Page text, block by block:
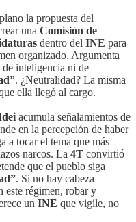
la propuesta del
una Comisión de
dentro del INE para
organizado. Argumenta
de inteligencia ni de
. ¿Neutralidad? La misma
ella llegó al cargo.
acumula señalamientos de
en la percepción de haber
a tocar el tema que más
narcos. La 4T convirtió
que el pueblo siga
. Si no hay cabeza
este régimen, robar y
un INE que vigile, no